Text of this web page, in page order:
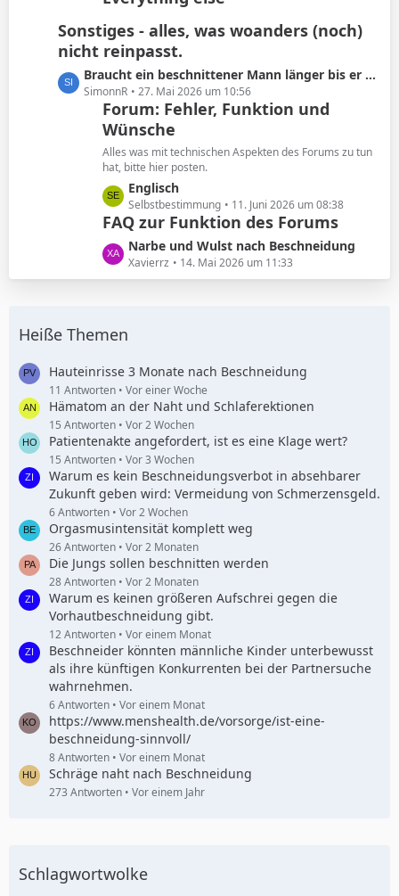
e
B
e
i
t
r
ä
g
e
Sonstiges - alles, was woanders (noch)
nicht reinpasst.
L
e
Braucht ein beschnittener Mann länger bis er kommt oder ist das Schwachsinn?
SimonnR 27. Mai 2026 um 10:56
Forum: Fehler, Funktion und
Wünsche
Alles was mit technischen Aspekten des Forums zu tun
hat, bitte hier posten.
L
e
t
z
t
e
i
r
ä
g
e
Englisch
Selbstbestimmung 11. Juni 2026 um 08:38
FAQ zur Funktion des Forums
L
e
t
e
e
i
t
r
ä
g
e
Narbe und Wulst nach Beschneidung
Xavierrz 14. Mai 2026 um 11:33
Heiße Themen
Hauteinrisse 3 Monate nach Beschneidung
11 Antworten Vor einer Woche
Hämatom an der Naht und Schlaferektionen
15 Antworten Vor 2 Wochen
Patientenakte angefordert, ist es eine Klage wert?
15 Antworten Vor 3 Wochen
Warum es kein Beschneidungsverbot in absehbarer
Zukunft geben wird: Vermeidung von Schmerzensgeld.
6 Antworten Vor 2 Wochen
Orgasmusintensität komplett weg
26 Antworten Vor 2 Monaten
Die Jungs sollen beschnitten werden
28 Antworten Vor 2 Monaten
Warum es keinen größeren Aufschrei gegen die
Vorhautbeschneidung gibt.
12 Antworten Vor einem Monat
Beschneider könnten männliche Kinder unterbewusst
als ihre künftigen Konkurrenten bei der Partnersuche
wahrnehmen.
6 Antworten Vor einem Monat
https://www.menshealth.de/vorsorge/ist-eine-
beschneidung-sinnvoll/
8 Antworten Vor einem Monat
Schräge naht nach Beschneidung
273 Antworten Vor einem Jahr
Schlagwortwolke